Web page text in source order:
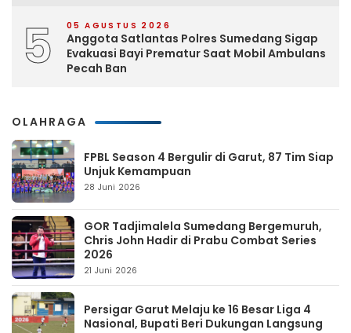
5 05 AGUSTUS 2026
Anggota Satlantas Polres Sumedang Sigap
Evakuasi Bayi Prematur Saat Mobil Ambulans
Pecah Ban
OLAHRAGA
FPBL Season 4 Bergulir di Garut, 87 Tim Siap
Unjuk Kemampuan
28 Juni 2026
GOR Tadjimalela Sumedang Bergemuruh,
Chris John Hadir di Prabu Combat Series
2026
21 Juni 2026
Persigar Garut Melaju ke 16 Besar Liga 4
Nasional, Bupati Beri Dukungan Langsung